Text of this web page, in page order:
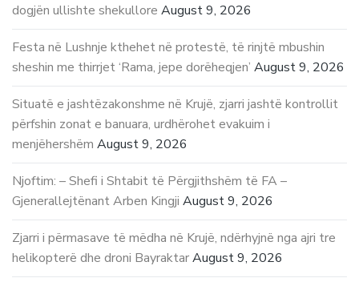
dogjën ullishte shekullore August 9, 2026
Festa në Lushnje kthehet në protestë, të rinjtë mbushin
sheshin me thirrjet ‘Rama, jepe dorëheqjen’ August 9, 2026
Situatë e jashtëzakonshme në Krujë, zjarri jashtë kontrollit
përfshin zonat e banuara, urdhërohet evakuim i
menjëhershëm August 9, 2026
Njoftim: – Shefi i Shtabit të Përgjithshëm të FA –
Gjenerallejtënant Arben Kingji August 9, 2026
Zjarri i përmasave të mëdha në Krujë, ndërhyjnë nga ajri tre
helikopterë dhe droni BayraktarAugust 9, 2026